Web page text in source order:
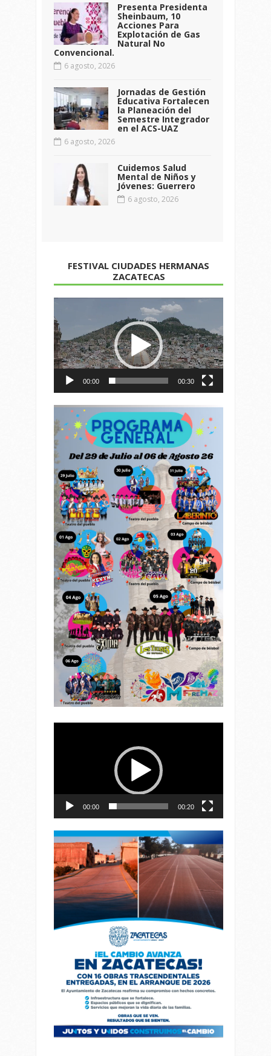
Presenta Presidenta
Sheinbaum, 10
Acciones Para
Explotación de Gas
Natural No
Convencional.
6 agosto, 2026
Jornadas de Gestión
Educativa Fortalecen
la Planeación del
Semestre Integrador
en el ACS-UAZ
6 agosto, 2026
Cuidemos Salud
Mental de Niños y
Jóvenes: Guerrero
6 agosto, 2026
FESTIVAL CIUDADES HERMANAS
ZACATECAS
de
vídeo
00:00 00:30
00:00 00:20